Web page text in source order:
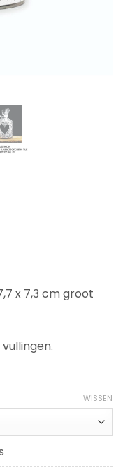
x 7,3 cm groot
WISSEN